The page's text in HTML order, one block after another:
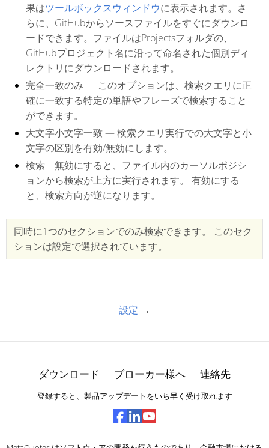
果はツールボックスウィンドウに表示されます。さ
らに、GitHubからソースファイルをすぐにダウンロ
ードできます。ファイルはProjectsフォルダの、
GitHubプロジェクト名に沿って命名された個別ディ
レクトリにダウンロードされます。
完全一致のみ — このオプションは、検索クエリに正
確に一致する特定の単語やフレーズで検索すること
ができます。
大文字小文字一致— 検索クエリ実行での大文字と小
文字の区別を有効/無効にします。
検索—無効にすると、ファイル内のカーソルポジシ
ョンから検索が上方に実行されます。 有効にする
と、検索方向が逆になります。
同時に1つのセクションでのみ検索できます。 このセク
ションは設定で選択されています。
設定 →
ダウンロード ブローカー様へ 連絡先
登録すると、製品アップデートをいち早く受け取れます